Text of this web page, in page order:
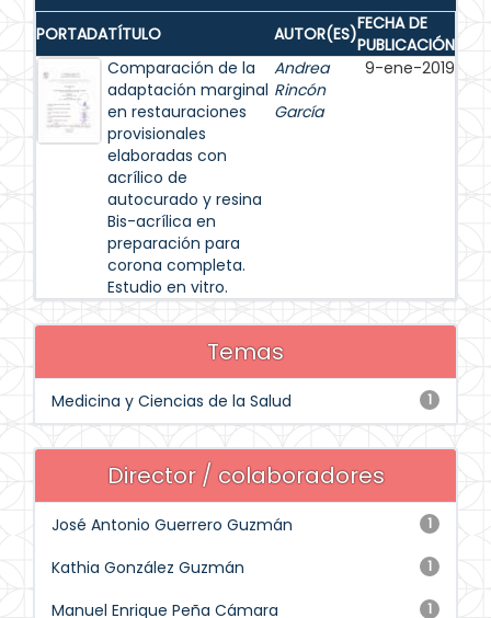
PORTADATÍTULO AUTOR(ES)FECHA DE
PUBLICACIÓN
Comparación de la
adaptación marginal
en restauraciones
provisionales
elaboradas con
acrílico de
autocurado y resina
Bis-acrílica en
preparación para
corona completa.
Estudio en vitro.
Andrea
Rincón
García
9-ene-2019
Temas
1
Medicina y Ciencias de la Salud
Director / colaboradores
1
José Antonio Guerrero Guzmán
1
Kathia González Guzmán
1
Manuel Enrique Peña Cámara